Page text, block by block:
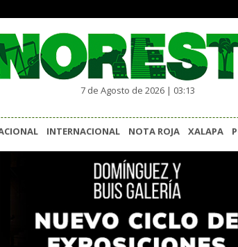
7 de Agosto de 2026 | 03:13
INTERNACIONAL NOTA ROJA XALAPA